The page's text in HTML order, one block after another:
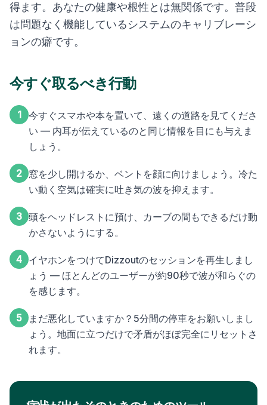
得ます。あなたの健康や根性とは無関係です。普段
は問題なく機能しているシステムのキャリブレーシ
ョンの癖です。
今すぐ取るべき行動
1
今すぐスマホや本を置いて、遠くの道路を見てくださ
い — 内耳が伝えているのと同じ情報を目にも与えま
しょう。
2 窓を少し開けるか、ベントを顔に向けましょう。冷た
い動く空気は確実に吐き気の波を抑えます。
3 頭をヘッドレストに預け、カーブの間もできるだけ動
かさないようにする。
4 イヤホンをつけてDizzoutのセッションを再生しまし
ょう — ほとんどのユーザーが約90秒で波が和らぐの
を感じます。
5
まだ悪化していますか？5分間の停車をお願いしまし
ょう。地面に立つだけで矛盾がほぼ完全にリセットさ
れます。